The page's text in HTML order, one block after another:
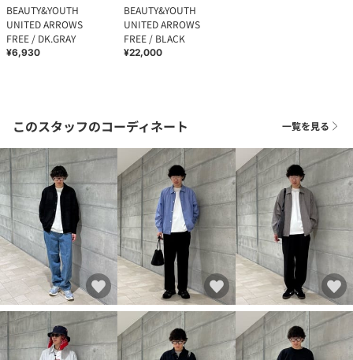
BEAUTY&YOUTH
UNITED ARROWS
FREE / DK.GRAY
¥6,930
BEAUTY&YOUTH
UNITED ARROWS
FREE / BLACK
¥22,000
このスタッフのコーディネート 一覧を見る